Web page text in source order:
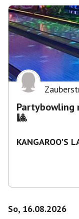
Partybowling
🎱
KANGAROO'S
So, 16.08.2026